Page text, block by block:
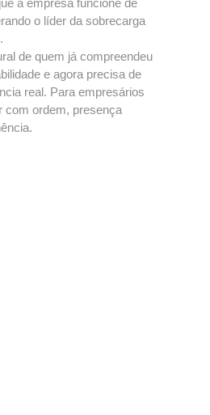
a empresa funcione de
o líder da sobrecarga
de quem já compreendeu
e agora precisa de
real. Para empresários
com ordem, presença